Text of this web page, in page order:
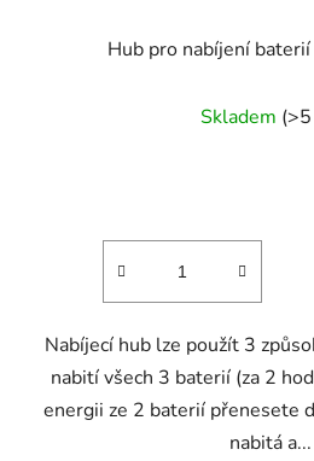
Hub pro nabíjení
Skladem
Nabíjecí hub lze použít 3
nabití všech 3 baterií (za 2
energii ze 2 baterií přenesete
nabitá a...